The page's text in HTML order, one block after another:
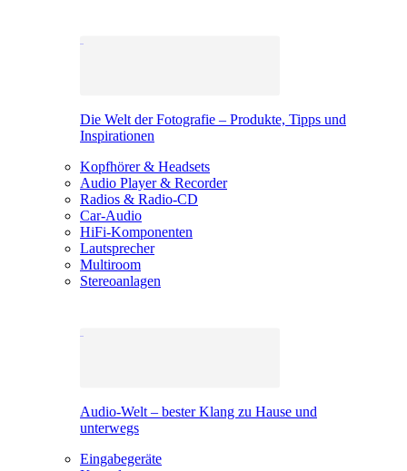
Die Welt der Fotografie – Produkte, Tipps und
Inspirationen
Kopfhörer & Headsets
Audio Player & Recorder
Radios & Radio-CD
Car-Audio
HiFi-Komponenten
Lautsprecher
Multiroom
Stereoanlagen
Audio-Welt – bester Klang zu Hause und
unterwegs
Eingabegeräte